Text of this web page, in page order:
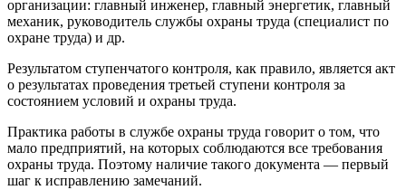
организации: главный инженер, главный энергетик, главный
механик, руководитель службы охраны труда (специалист по
охране труда) и др.
Результатом ступенчатого контроля, как правило, является акт
о результатах проведения третьей ступени контроля за
состоянием условий и охраны труда.
Практика работы в службе охраны труда говорит о том, что
мало предприятий, на которых соблюдаются все требования
охраны труда. Поэтому наличие такого документа — первый
шаг к исправлению замечаний.